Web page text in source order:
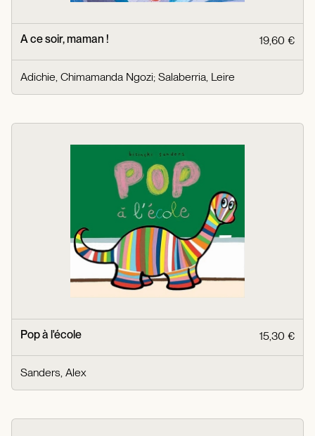
A ce soir, maman ! 19,60 €
Adichie, Chimamanda Ngozi; Salaberria, Leire
Pop à l'école 15,30 €
Sanders, Alex